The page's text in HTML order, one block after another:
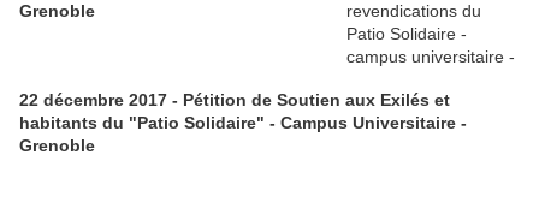
Grenoble
22 décembre 2017 - Pétition de Soutien aux Exilés et
habitants du "Patio Solidaire" - Campus Universitaire -
Grenoble